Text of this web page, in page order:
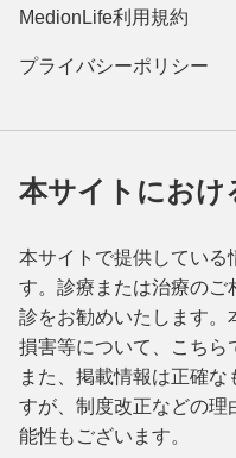
MedionLife利用規約
プライバシーポリシー
本サイトにおけ
本サイトで提供している
す。診療または治療のご
診をお勧めいたします。
損害等について、こちら
また、掲載情報は正確な
すが、制度改正などの
能性もございます。